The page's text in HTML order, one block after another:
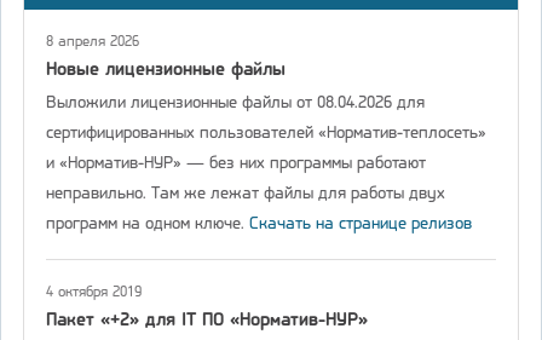
8 апреля 2026
Новые лицензионные файлы
Выложили лицензионные файлы от 08.04.2026 для
сертифицированных пользователей «Норматив-теплосеть»
и «Норматив-НУР» — без них программы работают
неправильно. Там же лежат файлы для работы двух
программ на одном ключе. Скачать на странице релизов
4 октября 2019
Пакет «+2» для IT ПО «Норматив-НУР»